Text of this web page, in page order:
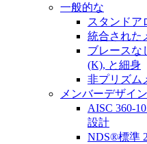
一般的な
スタンドア
統合された
ブレースな
(K), と細身
非プリズム
メンバーデザイ
AISC 360-
設計
NDS®標準